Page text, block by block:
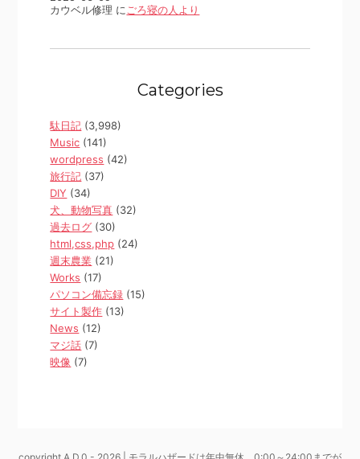
カウベル修理 に ごろ寝の人より
Categories
駄日記 (3,998)
Music (141)
wordpress (42)
旅行記 (37)
DIY (34)
犬、動物写真 (32)
過去ログ (30)
html,css,php (24)
週末農業 (21)
Works (17)
パソコン備忘録 (15)
サイト製作 (13)
News (12)
マジ話 (7)
映像 (7)